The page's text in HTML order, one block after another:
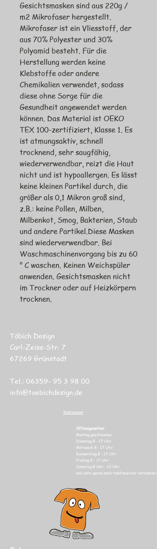
Gesichtsmasken sind aus 220g /
m2 Mikrofaser hergestellt.
Mikrofaser ist ein Vliesstoff, der
aus 70% Polyester und 30%
Polyamid besteht. Für die
Herstellung werden keine
Klebstoffe oder andere
Chemikalien verwendet, sodass
diese ohne Sorge für die
Gesundheit angewendet werden
können. Das Material ist OEKO
TEX 100-zertifiziert, Klasse 1. Es
ist atmungsaktiv, schnell
trocknend, sehr saugfähig,
wiederverwendbar, reizt die Haut
nicht und ist hypoallergen. Es lässt
keine kleinen Partikel durch, die
größer als 0,1 Mikron groß sind,
z.B.: keine Pollen, Milben,
Milbenkot, Smog, Bakterien, Staub
und andere Partikel.Diese Masken
sind wiederverwendbar. Bei
Waschmaschinenvorgang bis zu 60
° C waschen. Keinen Weichspüler
anwenden. Gesichtsmasken nicht
im Trockner oder auf Heizkörpern
trocknen.
Töbich Design
Carl-Zeiss-Str. 7
67269 Grünstadt
Tel.: 06359- 95 3 98 00
info@toebichdesign.de
Impressum
Öffnungszeiten:
Montag geschlossen
Dienstag 8 - 17 Uhr
Mittwoch 8 - 17 Uhr
Donnerstag 8 - 17 Uhr
Freitag 8 - 17 Uhr
Samstag 8 Uhr
- 12 Uhr
und sehr gerne nach telefonischer